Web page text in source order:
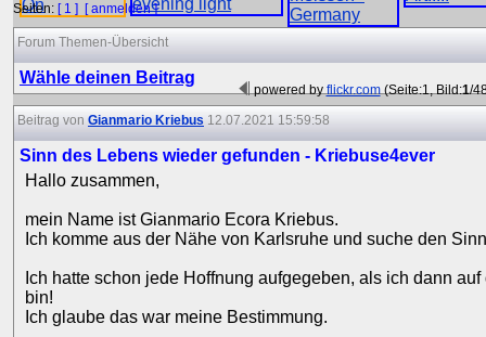
powered byflickr.com(Seite:1, Bild:1/
Seiten: [ 1 ] [ anmelden ]
Forum Themen-Übersicht
Wähle deinen Beitrag
Beitrag von Gianmario Kriebus 12.07.2021 15:59:58
Sinn des Lebens wieder gefunden - Kriebuse4ever
Hallo zusammen,
mein Name ist Gianmario Ecora Kriebus.
Ich komme aus der Nähe von Karlsruhe und suche den
Ich hatte schon jede Hoffnung aufgegeben, als ich dann
bin!
Ich glaube das war meine Bestimmung.